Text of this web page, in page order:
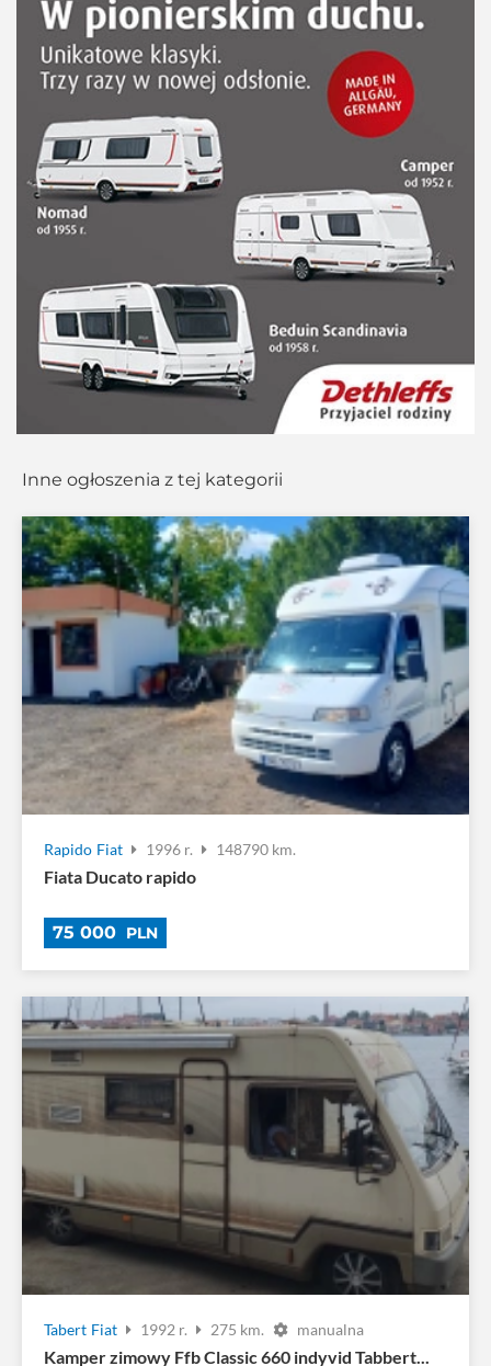
Inne ogłoszenia z tej kategorii
Rapido Fiat 1996 r. 148790 km.
Fiata Ducato rapido
75 000 PLN
Tabert Fiat 1992 r. 275 km. manualna
Kamper zimowy Ffb Classic 660 indyvid Tabbert...